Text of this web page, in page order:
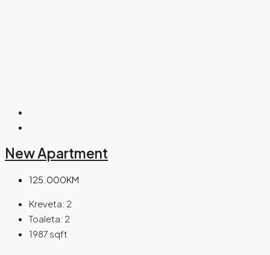
New Apartment
125.000KM
Kreveta: 2
Toaleta: 2
1987 sqft